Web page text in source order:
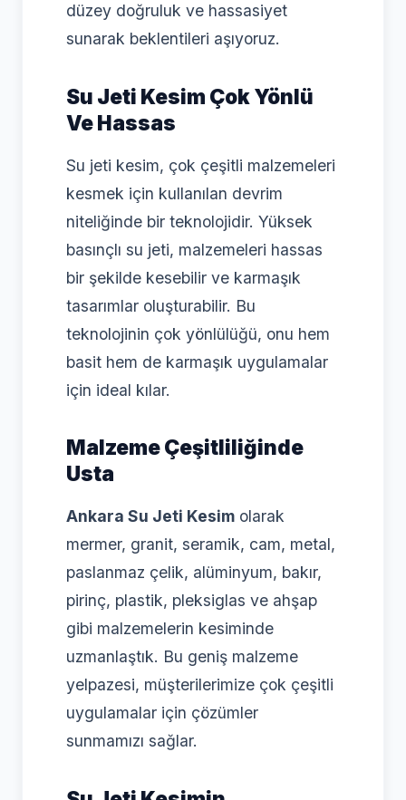
düzey doğruluk ve hassasiyet
sunarak beklentileri aşıyoruz.
Su Jeti Kesim Çok Yönlü
Ve Hassas
Su jeti kesim, çok çeşitli malzemeleri
kesmek için kullanılan devrim
niteliğinde bir teknolojidir. Yüksek
basınçlı su jeti, malzemeleri hassas
bir şekilde kesebilir ve karmaşık
tasarımlar oluşturabilir. Bu
teknolojinin çok yönlülüğü, onu hem
basit hem de karmaşık uygulamalar
için ideal kılar.
Malzeme Çeşitliliğinde
Usta
Ankara Su Jeti Kesim olarak
mermer, granit, seramik, cam, metal,
paslanmaz çelik, alüminyum, bakır,
pirinç, plastik, pleksiglas ve ahşap
gibi malzemelerin kesiminde
uzmanlaştık. Bu geniş malzeme
yelpazesi, müşterilerimize çok çeşitli
uygulamalar için çözümler
sunmamızı sağlar.